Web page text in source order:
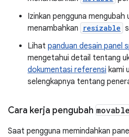
Izinkan pengguna mengubah
menambahkan
resizable
Lihat panduan desain panel
mengetahui detail tentang
dokumentasi referensi kami
selengkapnya tentang
Cara kerja pengubah movable
Saat pengguna memindahkan